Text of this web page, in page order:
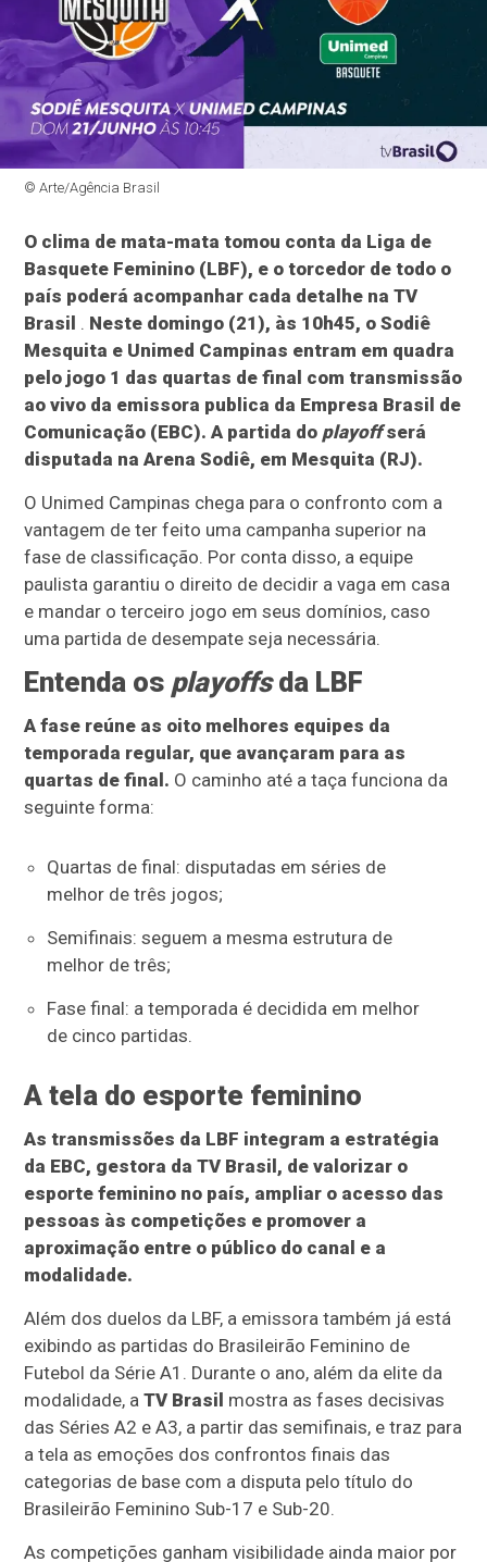
© Arte/Agência Brasil
O clima de mata-mata tomou conta da Liga de
Basquete Feminino (LBF), e o torcedor de todo o
país poderá acompanhar cada detalhe na TV
Brasil . Neste domingo (21), às 10h45, o Sodiê
Mesquita e Unimed Campinas entram em quadra
pelo jogo 1 das quartas de final com transmissão
ao vivo da emissora publica da Empresa Brasil de
Comunicação (EBC). A partida do playoffserá
disputada na Arena Sodiê, em Mesquita (RJ).
O Unimed Campinas chega para o confronto com a
vantagem de ter feito uma campanha superior na
fase de classificação. Por conta disso, a equipe
paulista garantiu o direito de decidir a vaga em casa
e mandar o terceiro jogo em seus domínios, caso
uma partida de desempate seja necessária.
Entenda os playoffsda LBF
A fase reúne as oito melhores equipes da
temporada regular, que avançaram para as
quartas de final. O caminho até a taça funciona da
seguinte forma:
Quartas de final: disputadas em séries de
melhor de três jogos;
Semifinais: seguem a mesma estrutura de
melhor de três;
Fase final: a temporada é decidida em melhor
de cinco partidas.
A tela do esporte feminino
As transmissões da LBF integram a estratégia
da EBC, gestora da TV Brasil, de valorizar o
esporte feminino no país, ampliar o acesso das
pessoas às competições e promover a
aproximação entre o público do canal e a
modalidade.
Além dos duelos da LBF, a emissora também já está
exibindo as partidas do Brasileirão Feminino de
Futebol da Série A1. Durante o ano, além da elite da
modalidade, aTV Brasil mostra as fases decisivas
das Séries A2 e A3, a partir das semifinais, e traz para
a tela as emoções dos confrontos finais das
categorias de base com a disputa pelo título do
Brasileirão Feminino Sub-17 e Sub-20.
As competições ganham visibilidade ainda maior por